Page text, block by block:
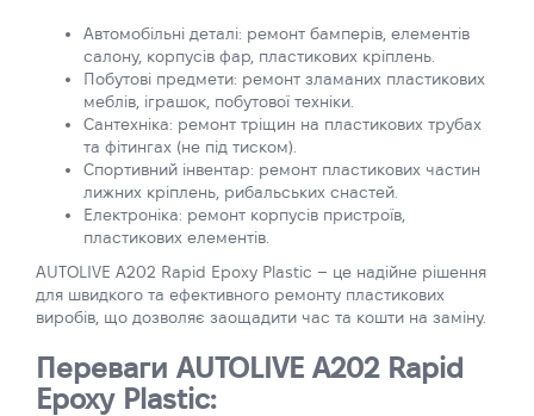
Автомобільні деталі: ремонт бамперів, елементів
салону, корпусів фар, пластикових кріплень.
Побутові предмети: ремонт зламаних пластикових
меблів, іграшок, побутової техніки.
Сантехніка: ремонт тріщин на пластикових трубах
та фітингах (не під тиском).
Спортивний інвентар: ремонт пластикових частин
лижних кріплень, рибальських снастей.
Електроніка: ремонт корпусів пристроїв,
пластикових елементів.
AUTOLIVE A202 Rapid Epoxy Plastic – це надійне рішення
для швидкого та ефективного ремонту пластикових
виробів, що дозволяє заощадити час та кошти на заміну.
Переваги AUTOLIVE A202 Rapid
Epoxy Plastic: